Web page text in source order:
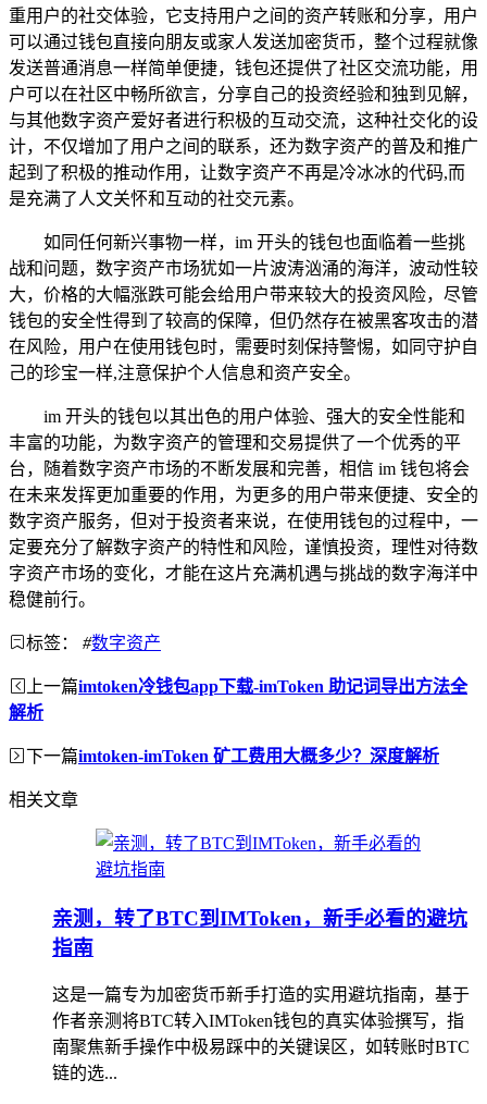
重用户的社交体验，它支持用户之间的资产转账和分享，用户
可以通过钱包直接向朋友或家人发送加密货币，整个过程就像
发送普通消息一样简单便捷，钱包还提供了社区交流功能，用
户可以在社区中畅所欲言，分享自己的投资经验和独到见解，
与其他数字资产爱好者进行积极的互动交流，这种社交化的设
计，不仅增加了用户之间的联系，还为数字资产的普及和推广
起到了积极的推动作用，让数字资产不再是冷冰冰的代码,而
是充满了人文关怀和互动的社交元素。
如同任何新兴事物一样，im 开头的钱包也面临着一些挑
战和问题，数字资产市场犹如一片波涛汹涌的海洋，波动性较
大，价格的大幅涨跌可能会给用户带来较大的投资风险，尽管
钱包的安全性得到了较高的保障，但仍然存在被黑客攻击的潜
在风险，用户在使用钱包时，需要时刻保持警惕，如同守护自
己的珍宝一样,注意保护个人信息和资产安全。
im 开头的钱包以其出色的用户体验、强大的安全性能和
丰富的功能，为数字资产的管理和交易提供了一个优秀的平
台，随着数字资产市场的不断发展和完善，相信 im 钱包将会
在未来发挥更加重要的作用，为更多的用户带来便捷、安全的
数字资产服务，但对于投资者来说，在使用钱包的过程中，一
定要充分了解数字资产的特性和风险，谨慎投资，理性对待数
字资产市场的变化，才能在这片充满机遇与挑战的数字海洋中
稳健前行。
标签： #数字资产
上一篇imtoken冷钱包app下载-imToken 助记词导出方法全
解析
下一篇imtoken-imToken 矿工费用大概多少？深度解析
相关文章
亲测，转了BTC到IMToken，新手必看的避坑
指南
这是一篇专为加密货币新手打造的实用避坑指南，基于
作者亲测将BTC转入IMToken钱包的真实体验撰写，指
南聚焦新手操作中极易踩中的关键误区，如转账时BTC
链的选...